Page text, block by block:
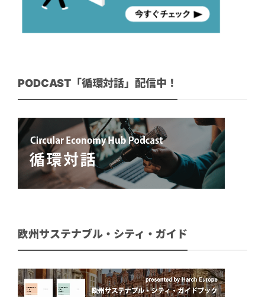
PODCAST「循環対話」配信中！
欧州サステナブル・シティ・ガイド